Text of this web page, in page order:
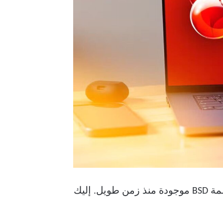
عندما تفكر في أنظمة التشغيل مفتوحة المصدر، قد يتبادر إلى ذهنك توزيعات لينكس، لكن أنظمة BSD موجودة منذ زمن طويل. إليك